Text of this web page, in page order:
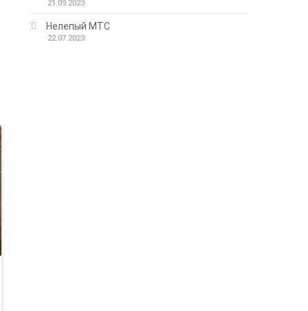
21.09.2023
Нелепый МТС
22.07.2023